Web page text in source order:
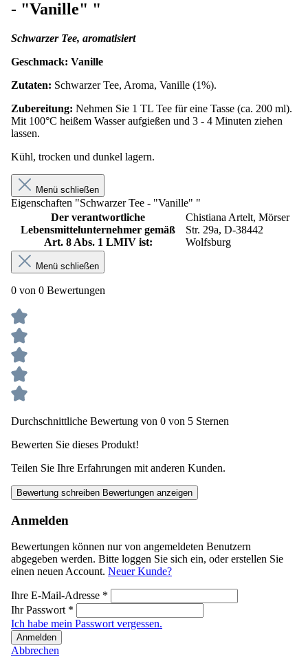
- "Vanille" "
Schwarzer Tee, aromatisiert
Geschmack: Vanille
Zutaten: Schwarzer Tee, Aroma, Vanille (1%).
Zubereitung: Nehmen Sie 1 TL Tee für eine Tasse (ca. 200 ml).
Mit 100°C heißem Wasser aufgießen und 3 - 4 Minuten ziehen
lassen.
Kühl, trocken und dunkel lagern.
Menü schließen
Eigenschaften "Schwarzer Tee - "Vanille" "
Der verantwortliche
Lebensmittelunternehmer gemäß
Art. 8 Abs. 1 LMIV ist:
Chistiana Artelt, Mörser
Str. 29a, D-38442
Wolfsburg
Menü schließen
0 von 0 Bewertungen
Durchschnittliche Bewertung von 0 von 5 Sternen
Bewerten Sie dieses Produkt!
Teilen Sie Ihre Erfahrungen mit anderen Kunden.
Bewertung schreiben Bewertungen anzeigen
Anmelden
Bewertungen können nur von angemeldeten Benutzern
abgegeben werden. Bitte loggen Sie sich ein, oder erstellen Sie
einen neuen Account. Neuer Kunde?
Ihre E-Mail-Adresse *
Ihr Passwort *
Ich habe mein Passwort vergessen.
Anmelden
Abbrechen